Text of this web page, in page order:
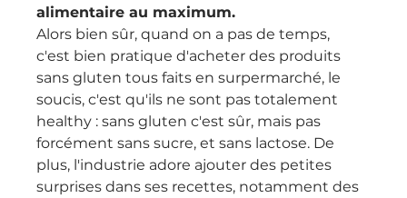
alimentaire au maximum.
Alors bien sûr, quand on a pas de temps,
c'est bien pratique d'acheter des produits
sans gluten tous faits en surpermarché, le
soucis, c'est qu'ils ne sont pas totalement
healthy : sans gluten c'est sûr, mais pas
forcément sans sucre, et sans lactose. De
plus, l'industrie adore ajouter des petites
surprises dans ses recettes, notamment des